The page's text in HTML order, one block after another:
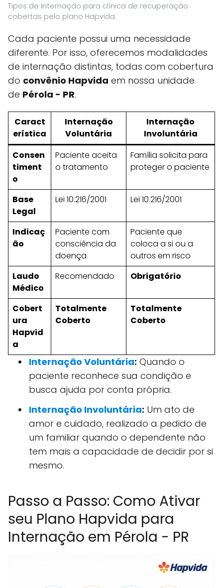
Tipos de Internação para clínica de recuperação
cobertas pelo plano Hapvida
Cada paciente possui uma necessidade
diferente. Por isso, oferecemos modalidades
de internação distintas, todas com cobertura
do convênio Hapvida em nossa unidade
de Pérola - PR.
Caract
erística
Internação
Voluntária
Internação
Involuntária
Consen
timent
o
Paciente aceita
o tratamento
Família solicita para
proteger o paciente
Base
Legal
Lei 10.216/2001 Lei 10.216/2001
Indicaç
ão
Paciente com
consciência da
doença
Paciente que
coloca a si ou a
outros em risco
Laudo
Médico
Recomendado Obrigatório
Cobert
ura
Hapvid
a
Totalmente
Coberto
Totalmente
Coberto
Internação Voluntária: Quando o
paciente reconhece sua condição e
busca ajuda por conta própria.
Internação Involuntária: Um ato de
amor e cuidado, realizado a pedido de
um familiar quando o dependente não
tem mais a capacidade de decidir por si
mesmo.
Passo a Passo: Como Ativar
seu Plano Hapvida para
Internação em Pérola - PR